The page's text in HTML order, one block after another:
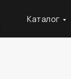
Каталог